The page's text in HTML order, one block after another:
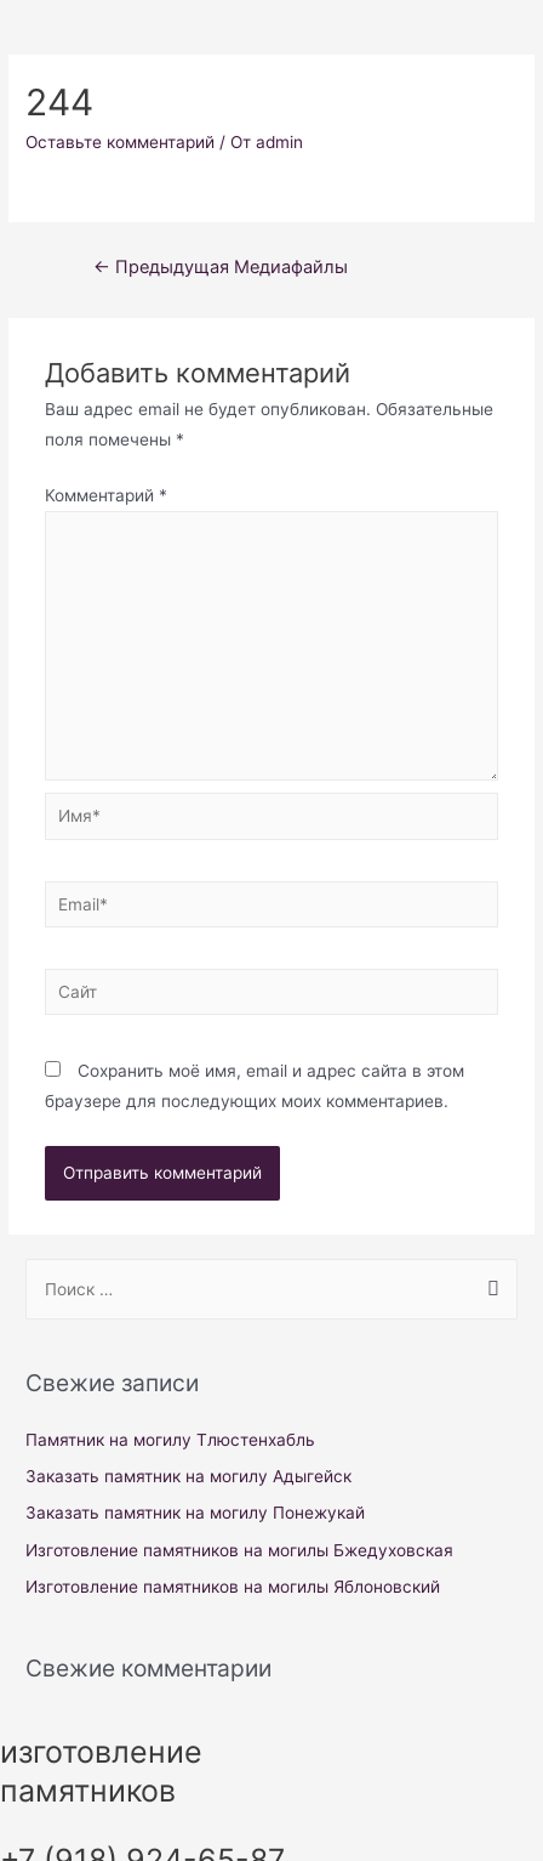
244
Оставьте комментарий / От admin
Навигация
← Предыдущая Медиафайлы
Добавить комментарий
Ваш адрес email не будет опубликован. Обязательные
поля помечены *
Комментарий *
Имя*
Email*
Сайт
Сохранить моё имя, email и адрес сайта в этом
браузере для последующих моих комментариев.
r
h
f
o
Свежие записи
Памятник на могилу Тлюстенхабль
Заказать памятник на могилу Адыгейск
Заказать памятник на могилу Понежукай
Изготовление памятников на могилы Бжедуховская
Изготовление памятников на могилы Яблоновский
Свежие комментарии
изготовление
памятников